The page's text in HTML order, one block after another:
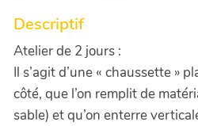
Descriptif
Atelier de 2 jours :
Il s’agit d’une « chaussette »
côté, que l’on remplit de
sable) et qu’on enterre